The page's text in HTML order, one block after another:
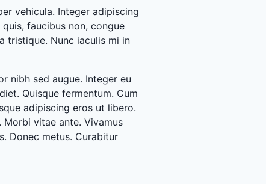
vehicula. Integer adipiscing
faucibus non, congue
tristique. Nunc iaculis mi in
nibh sed augue. Integer eu
Quisque fermentum. Cum
adipiscing eros ut libero.
vitae ante. Vivamus
Donec metus. Curabitur